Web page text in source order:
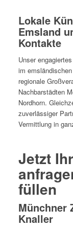
Lokale
Emsland
Kontakte
Unser
im
regionale
Nachbarstädten
Nordhorn.
zuverlässiger
Vermittlung in
Jetzt
füllen
Münchner
Knaller